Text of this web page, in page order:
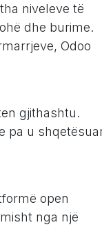
niveleve të
dhe burime.
Odoo
gjithashtu.
pa u
open
nga një